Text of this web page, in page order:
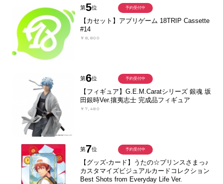
第5位
【カセット】アプリゲーム 18TRIP Cassette
#14
￥8,800
予約受付中
第6位
【フィギュア】G.E.M.Caratシリーズ 銀魂 坂
田銀時Ver.攘夷志士 完成品フィギュア
￥7,480
予約受付中
第7位
【グッズ-カード】うたの☆プリンスさまっ♪
カスタマイズビジュアルカードコレクション
Best Shots from Everyday Life Ver.
予約受付中